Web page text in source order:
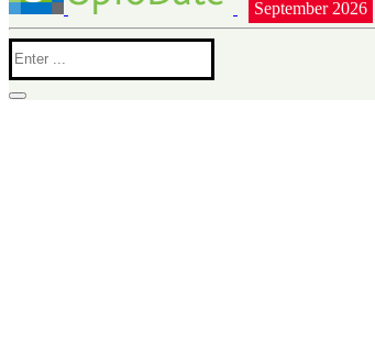
September 2026